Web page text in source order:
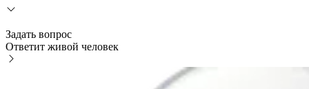
Задать вопрос
Ответит живой человек